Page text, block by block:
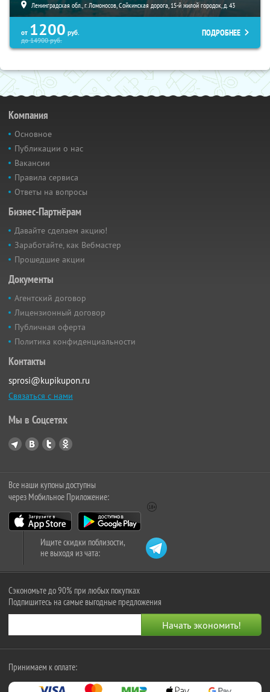
Ленинградская обл., г. Ломоносов, Сойкинская дорога, 15-й жилой городок, д. 43
от 1200 руб.
до14900руб.
ПОДРОБНЕЕ
Компания
Основное
Публикации о нас
Вакансии
Правила сервиса
Ответы на вопросы
Бизнес-Партнёрам
Давайте сделаем акцию!
Заработайте, как Вебмастер
Прошедшие акции
Документы
Агентский договор
Лицензионный договор
Публичная оферта
Политика конфиденциальности
Контакты
sprosi@kupikupon.ru
Связаться с нами
Мы в Соцсетях
Все наши купоны доступны
через Мобильное Приложение:
Ищите скидки поблизости,
не выходя из чата:
Сэкономьте до 90% при любых покупках
Подпишитесь на самые выгодные предложения
Принимаем к оплате: